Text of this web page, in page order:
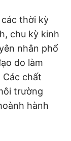
thời kỳ
chu kỳ kinh
nhân phổ
do làm
Các chất
trường
hành